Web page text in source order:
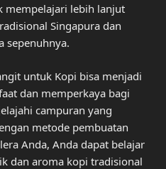
mempelajari lebih lanjut
Singapura dan
sepenuhnya.
untuk Kopi bisa menjadi
dan memperkaya bagi
campuran yang
metode pembuatan
Anda, Anda dapat belajar
dan aroma kopi tradisional